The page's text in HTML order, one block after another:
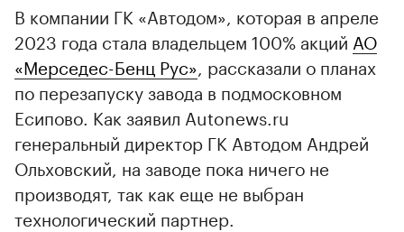
В компании ГК «Автодом», которая в апреле
2023 года стала владельцем 100% акций АО
«Мерседес-Бенц Рус» , рассказали о планах
по перезапуску завода в подмосковном
Есипово. Как заявил Autonews.ru
генеральный директор ГК Автодом Андрей
Ольховский, на заводе пока ничего не
производят, так как еще не выбран
технологический партнер.